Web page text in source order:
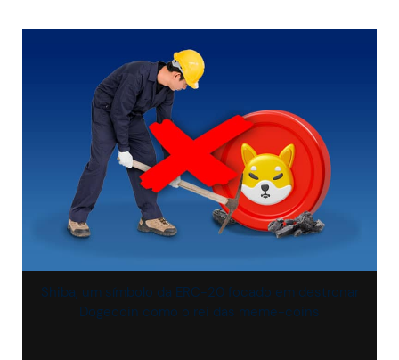
Shiba, um símbolo da ERC-20 focado em destronar
Dogecoin como o rei das meme-coins